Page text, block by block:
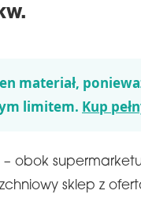
materiał,
limitem. Kup
obok
sklep z